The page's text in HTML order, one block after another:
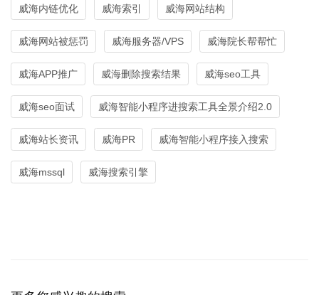
威海内链优化 威海索引 威海网站结构
威海网站被惩罚 威海服务器/VPS 威海院长帮帮忙
威海APP推广 威海删除搜索结果 威海seo工具
威海seo面试 威海智能小程序进搜索工具全景介绍2.0
威海站长资讯 威海PR 威海智能小程序接入搜索
威海mssql 威海搜索引擎